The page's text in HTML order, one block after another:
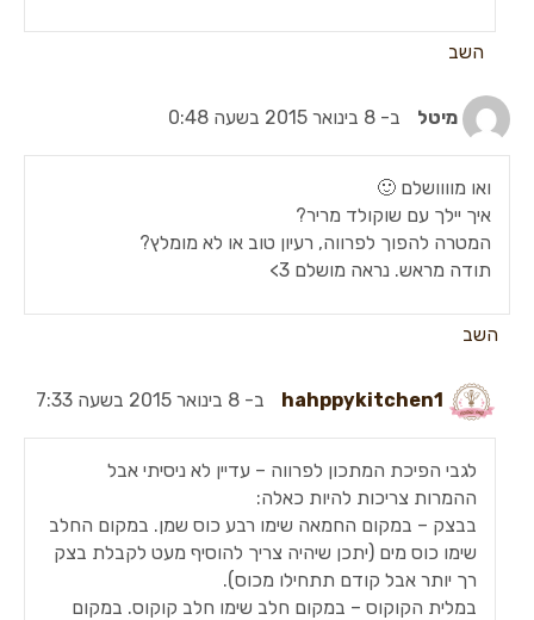
השב
מיטל ב- 8 בינואר 2015 בשעה 0:48
ואו מוווושלם 🙂
איך יילך עם שוקולד מריר?
המטרה להפוך לפרווה, רעיון טוב או לא מומלץ?
תודה מראש. נראה מושלם 3>
השב
hahppykitchen1 ב- 8 בינואר 2015 בשעה 7:33
לגבי הפיכת המתכון לפרווה – עדיין לא ניסיתי אבל
ההמרות צריכות להיות כאלה:
בבצק – במקום החמאה שימו רבע כוס שמן. במקום החלב
שימו כוס מים (יתכן שיהיה צריך להוסיף מעט לקבלת בצק
רך יותר אבל קודם תתחילו מכוס).
במלית הקוקוס – במקום חלב שימו חלב קוקוס. במקום